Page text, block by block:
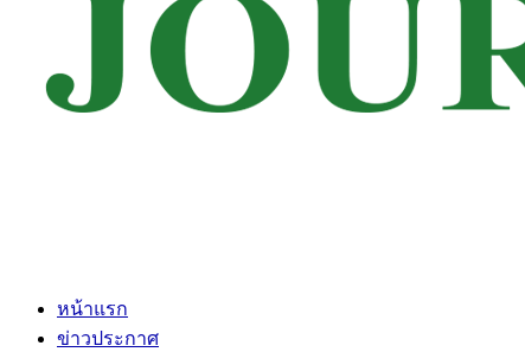
หน้าแรก
ข่าวประกาศ